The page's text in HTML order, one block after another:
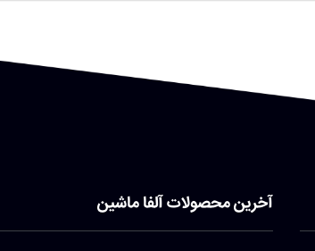
آخرین محصولات آلفا ماشین